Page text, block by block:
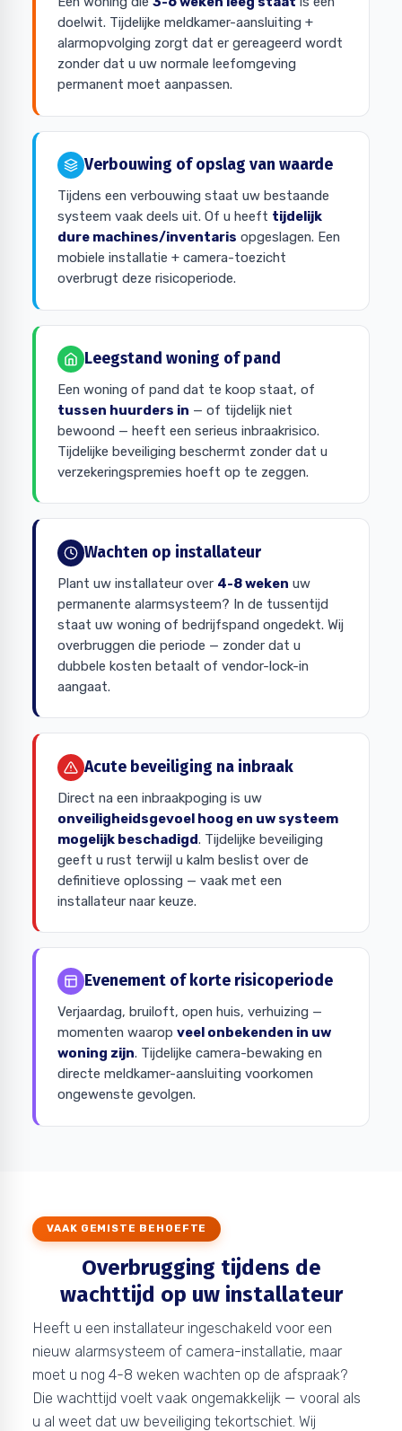
doelwit. Tijdelijke meldkamer-aansluiting +
alarmopvolging zorgt dat er gereageerd wordt
zonder dat u uw normale leefomgeving
permanent moet aanpassen.
Verbouwing of opslag van waarde
Tijdens een verbouwing staat uw bestaande
systeem vaak deels uit. Of u heeft tijdelijk
dure machines/inventaris opgeslagen. Een
mobiele installatie + camera-toezicht
overbrugt deze risicoperiode.
Leegstand woning of pand
Een woning of pand dat te koop staat, of
tussen huurders in — of tijdelijk niet
bewoond — heeft een serieus inbraakrisico.
Tijdelijke beveiliging beschermt zonder dat u
verzekeringspremies hoeft op te zeggen.
Wachten op installateur
Plant uw installateur over 4-8 weken uw
permanente alarmsysteem? In de tussentijd
staat uw woning of bedrijfspand ongedekt. Wij
overbruggen die periode — zonder dat u
dubbele kosten betaalt of vendor-lock-in
aangaat.
Acute beveiliging na inbraak
Direct na een inbraakpoging is uw
onveiligheidsgevoel hoog en uw systeem
mogelijk beschadigd. Tijdelijke beveiliging
geeft u rust terwijl u kalm beslist over de
definitieve oplossing — vaak met een
installateur naar keuze.
Evenement of korte risicoperiode
Verjaardag, bruiloft, open huis, verhuizing —
momenten waarop veel onbekenden in uw
woning zijn. Tijdelijke camera-bewaking en
directe meldkamer-aansluiting voorkomen
ongewenste gevolgen.
VAAK GEMISTE BEHOEFTE
Overbrugging tijdens de
wachttijd op uw installateur
Heeft u een installateur ingeschakeld voor een
nieuw alarmsysteem of camera-installatie, maar
moet u nog 4-8 weken wachten op de afspraak?
Die wachttijd voelt vaak ongemakkelijk — vooral als
u al weet dat uw beveiliging tekortschiet. Wij